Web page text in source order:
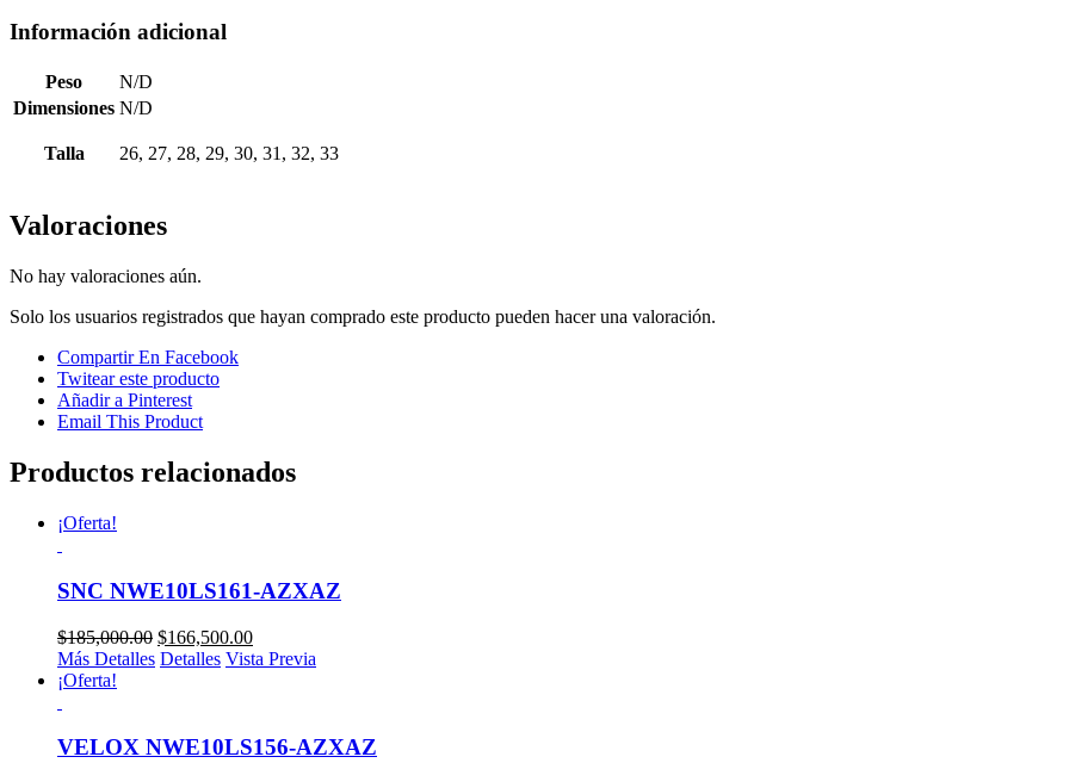
Información adicional
Peso
N/D
Dimensiones N/D
Talla 26, 27, 28, 29, 30, 31, 32, 33
Valoraciones
No hay valoraciones aún.
Solo los usuarios registrados que hayan comprado este producto pueden hacer una valoración.
Compartir En Facebook
Twitear este producto
Añadir a Pinterest
Email This Product
Productos relacionados
¡Oferta!
SNC NWE10LS161-AZXAZ
$185,000.00 $166,500.00
Más Detalles Detalles Vista Previa
¡Oferta!
VELOX NWE10LS156-AZXAZ